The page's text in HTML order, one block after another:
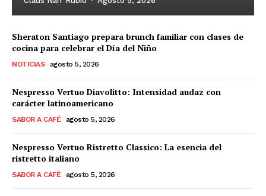
Sheraton Santiago prepara brunch familiar con clases de
cocina para celebrar el Día del Niño
NOTICIAS agosto 5, 2026
Nespresso Vertuo Diavolitto: Intensidad audaz con
carácter latinoamericano
SABOR A CAFÉ agosto 5, 2026
Nespresso Vertuo Ristretto Classico: La esencia del
ristretto italiano
SABOR A CAFÉ agosto 5, 2026